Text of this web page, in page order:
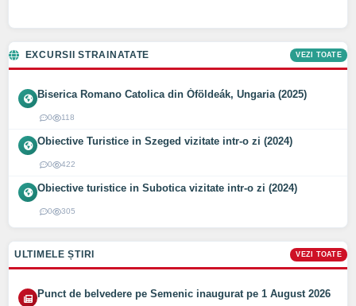
EXCURSII STRAINATATE VEZI TOATE
Biserica Romano Catolica din Óföldeák, Ungaria (2025)
0 118
Obiective Turistice in Szeged vizitate intr-o zi (2024)
0 422
Obiective turistice in Subotica vizitate intr-o zi (2024)
0 305
ULTIMELE ȘTIRI VEZI TOATE
Punct de belvedere pe Semenic inaugurat pe 1 August 2026